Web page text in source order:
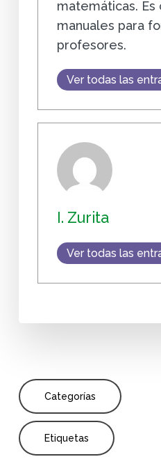
matemáticas. Es
manuales para
profesores.
Ver todas las
I. Zurita
Ver todas las
Categorías
Etiquetas